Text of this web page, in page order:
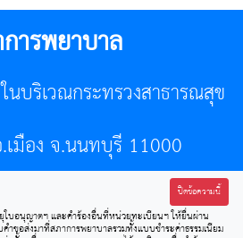
ารพยาบาล
บริเวณกระทรวงสาธารณสุข
มือง จ.นนทบุรี 11000
โทรสาร 0-2589-7121 E-mail :
ปิดข้อความนี้
บอนุญาตฯ และคำร้องอื่นที่หน่วยทะเบียนฯ ให้ยื่นผ่าน
ขอส่งมาที่สภาการพยาบาลรวมทั้งแบบชำระค่าธรรมเนียม